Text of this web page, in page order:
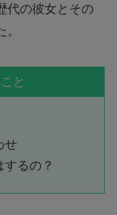
代の彼女とその
と
せ
るの？